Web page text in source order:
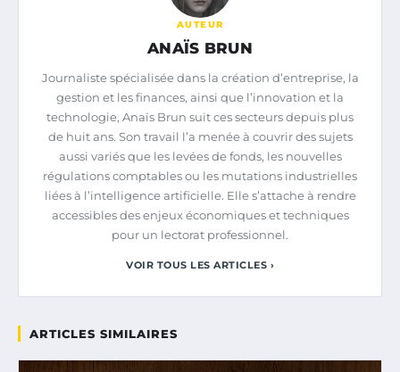
AUTEUR
ANAÏS BRUN
Journaliste spécialisée dans la création d’entreprise, la
gestion et les finances, ainsi que l’innovation et la
technologie, Anaïs Brun suit ces secteurs depuis plus
de huit ans. Son travail l’a menée à couvrir des sujets
aussi variés que les levées de fonds, les nouvelles
régulations comptables ou les mutations industrielles
liées à l’intelligence artificielle. Elle s’attache à rendre
accessibles des enjeux économiques et techniques
pour un lectorat professionnel.
VOIR TOUS LES ARTICLES ›
ARTICLES SIMILAIRES